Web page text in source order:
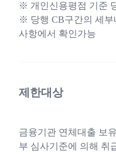
※ 개인신용평점 기준
※ 당행 CB구간의 세부
사항에서 확인가능
제한대상
금융기관 연체대출 보
부 심사기준에 의해 취